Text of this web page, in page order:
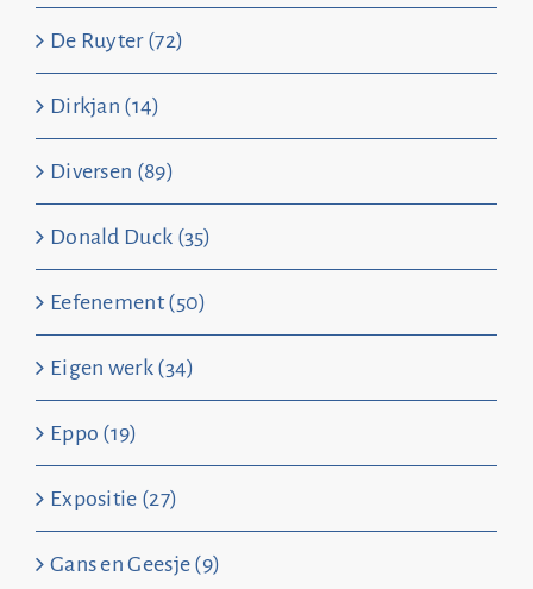
De Ruyter (72)
Dirkjan (14)
Diversen (89)
Donald Duck (35)
Eefenement (50)
Eigen werk (34)
Eppo (19)
Expositie (27)
Gans en Geesje (9)